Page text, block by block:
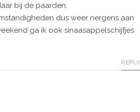
bij de paarden.
dus weer nergens aan
ga ik ook sinaasappelschijfjes
REPLY